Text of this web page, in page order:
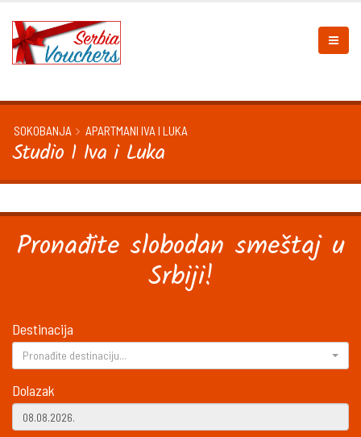
SOKOBANJA APARTMANI IVA I LUKA
Studio 1 Iva i Luka
Pronađite slobodan smeštaj u
Srbiji!
Destinacija
Pronađite destinaciju...
Dolazak